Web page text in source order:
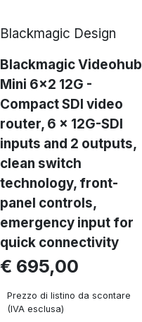
Blackmagic Design
Blackmagic Videohub
Mini 6x2 12G -
Compact SDI video
router, 6 x 12G-SDI
inputs and 2 outputs,
clean switch
technology, front-
panel controls,
emergency input for
quick connectivity
€ 695,00
Prezzo di listino da scontare
(IVA esclusa)